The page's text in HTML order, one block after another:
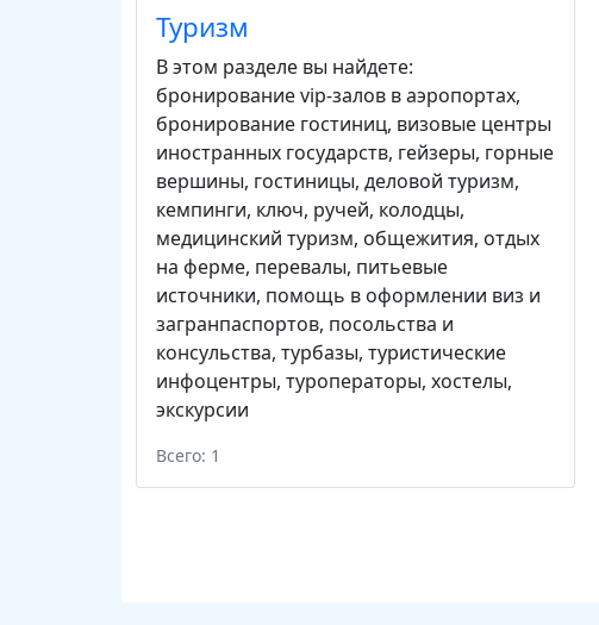
Туризм
В этом разделе вы найдете:
бронирование vip-залов в аэропортах,
бронирование гостиниц, визовые центры
иностранных государств, гейзеры, горные
вершины, гостиницы, деловой туризм,
кемпинги, ключ, ручей, колодцы,
медицинский туризм, общежития, отдых
на ферме, перевалы, питьевые
источники, помощь в оформлении виз и
загранпаспортов, посольства и
консульства, турбазы, туристические
инфоцентры, туроператоры, хостелы,
экскурсии
Всего: 1